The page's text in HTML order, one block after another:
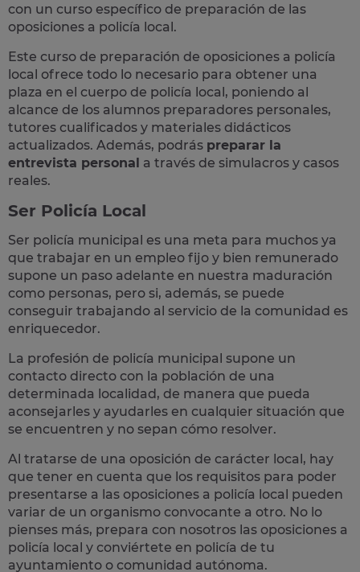
con un curso específico de preparación de las
oposiciones a policía local.
Este curso de preparación de oposiciones a policía
local ofrece todo lo necesario para obtener una
plaza en el cuerpo de policía local, poniendo al
alcance de los alumnos preparadores personales,
tutores cualificados y materiales didácticos
actualizados. Además, podrás preparar la
entrevista personal a través de simulacros y casos
reales.
Ser Policía Local
Ser policía municipal es una meta para muchos ya
que trabajar en un empleo fijo y bien remunerado
supone un paso adelante en nuestra maduración
como personas, pero si, además, se puede
conseguir trabajando al servicio de la comunidad es
enriquecedor.
La profesión de policía municipal supone un
contacto directo con la población de una
determinada localidad, de manera que pueda
aconsejarles y ayudarles en cualquier situación que
se encuentren y no sepan cómo resolver.
Al tratarse de una oposición de carácter local, hay
que tener en cuenta que los requisitos para poder
presentarse a las oposiciones a policía local pueden
variar de un organismo convocante a otro. No lo
pienses más, prepara con nosotros las oposiciones a
policía local y conviértete en policía de tu
ayuntamiento o comunidad autónoma.